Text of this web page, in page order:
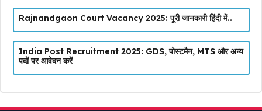
Rajnandgaon Court Vacancy 2025: पूरी जानकारी हिंदी में..
India Post Recruitment 2025: GDS, पोस्टमैन, MTS और अन्य
पदों पर आवेदन करें